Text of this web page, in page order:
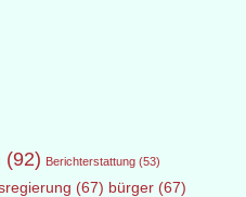
(92) Berichterstattung (53)
(67) bürger (67)